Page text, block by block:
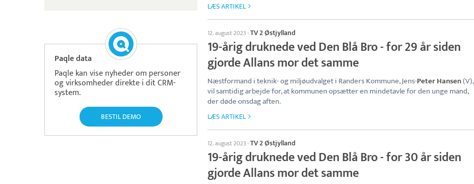
Paqle data
Paqle kan vise nyheder om personer
og virksomheder direkte i dit CRM-
system.
BESTIL DEMO
LÆS ARTIKEL
12. august 2023 ·TV 2 Østjylland
19-årig druknede ved Den Blå Bro - for 29 år siden
gjorde Allans mor det samme
Næstformand i teknik- og miljøudvalget i Randers Kommune, Jens-Peter Hansen(V),
vil samtidig arbejde for, at kommunen opsætter en mindetavle for den unge mand,
der døde onsdag aften.
LÆS ARTIKEL
12. august 2023 ·TV 2 Østjylland
19-årig druknede ved Den Blå Bro - for 30 år siden
gjorde Allans mor det samme